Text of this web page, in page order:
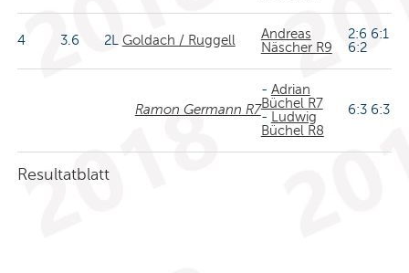
4 3.6 2L Goldach / Ruggell
Andreas
Näscher R9
2:6 6:1
6:2
Ramon Germann R7
- Adrian
Büchel R7
-
Ludwig
Büchel R8
6:3 6:3
Resultatblatt